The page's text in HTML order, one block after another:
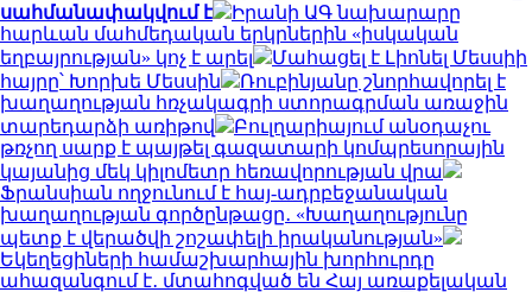
սահմանափակվում է
Իրանի ԱԳ նախարարը
հարևան մահմեդական երկրներին «իսկական
եղբայրության» կոչ է արել
Մահացել է Լիոնել Մեսսիի
հայրը՝ Խորխե Մեսսին
Ռուբինյանը շնորհավորել է
խաղաղության հռչակագրի ստորագրման առաջին
տարեդարձի առիթով
Բուլղարիայում անօդաչու
թռչող սարք է պայթել գազատարի կոմպրեսորային
կայանից մեկ կիլոմետր հեռավորության վրա
Ֆրանսիան ողջունում է հայ-ադրբեջանական
խաղաղության գործընթացը․ «Խաղաղությունը
պետք է վերածվի շոշափելի իրականության»
Եկեղեցիների համաշխարհային խորհուրդը
ահազանգում է․ մտահոգված են Հայ առաքելական